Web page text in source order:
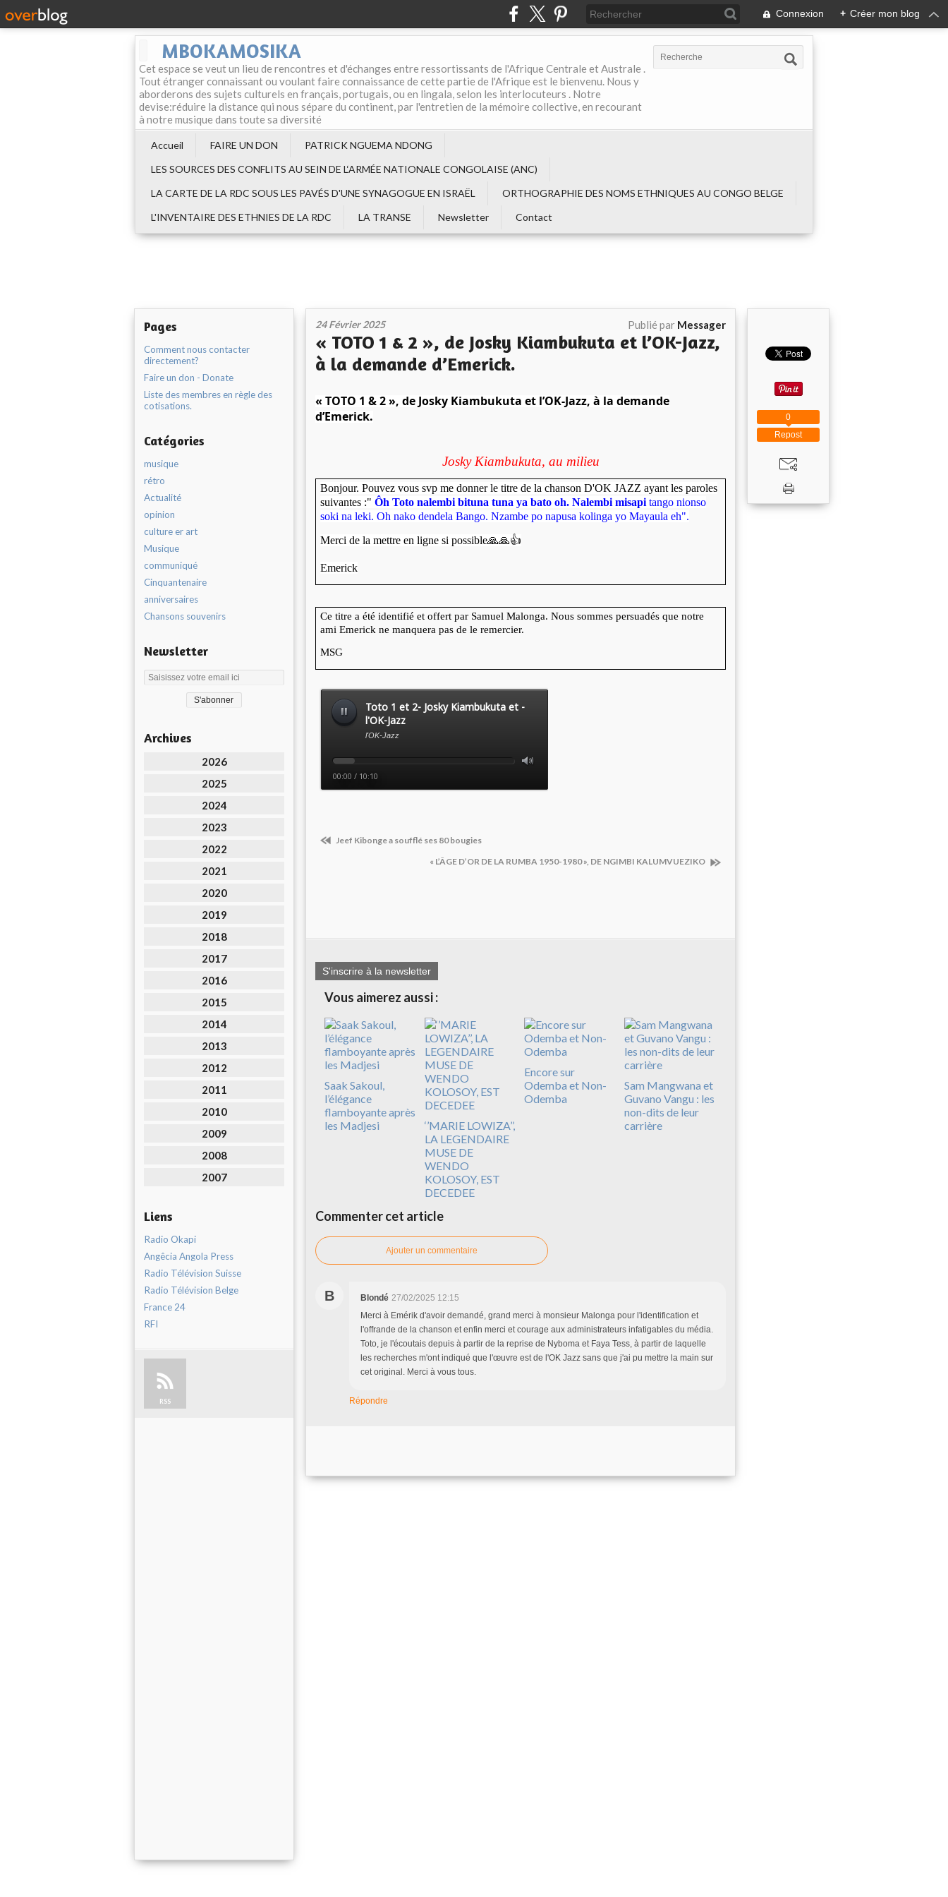
Connexion + Créer mon blog
MBOKAMOSIKA
Cet espace se veut un lieu de rencontres et d'échanges entre ressortissants de l'Afrique Centrale et Australe .
Tout étranger connaissant ou voulant faire connaissance de cette partie de l'Afrique est le bienvenu. Nous y
aborderons des sujets culturels en français, portugais, ou en lingala, selon les interlocuteurs . Notre
devise:réduire la distance qui nous sépare du continent, par l'entretien de la mémoire collective, en recourant
à notre musique dans toute sa diversité
Accueil FAIRE UN DON
PATRICK NGUEMA NDONG
LES SOURCES DES CONFLITS AU SEIN DE L‘ARMÉE NATIONALE CONGOLAISE (ANC)
LA CARTE DE LA RDC SOUS LES PAVÉS D'UNE SYNAGOGUE EN ISRAËL
ORTHOGRAPHIE DES NOMS ETHNIQUES AU CONGO BELGE
L'INVENTAIRE DES ETHNIES DE LA RDC
LA TRANSE Newsletter Contact
Pages
Comment nous contacter
directement?
Faire un don - Donate
Liste des membres en règle des
cotisations.
Catégories
musique
rétro
Actualité
opinion
culture er art
Musique
communiqué
Cinquantenaire
anniversaires
Chansons souvenirs
Newsletter
Archives
2026
2025
2024
2023
2022
2021
2020
2019
2018
2017
2016
2015
2014
2013
2012
2011
2010
2009
2008
2007
Liens
Radio Okapi
Angêcia Angola Press
Radio Télévision Suisse
Radio Télévision Belge
France 24
RFI
RSS
24 Février 2025 Publié par Messager
« TOTO 1 & 2 », de Josky Kiambukuta et l’OK-Jazz,
à la demande d’Emerick.
« TOTO 1 & 2 », de Josky Kiambukuta et l’OK-Jazz, à la demande
d’Emerick.
Josky Kiambukuta, au milieu
Bonjour. Pouvez vous svp me donner le titre de la chanson D'OK JAZZ ayant les paroles
suivantes :" Ôh Toto nalembi bituna tuna ya bato oh. Nalembi misapi tango nionso
soki na leki. Oh nako dendela Bango. Nzambe po napusa kolinga yo Mayaula eh".
Merci de la mettre en ligne si possible🙏🙏👍
Emerick
Ce titre a été identifié et offert par Samuel Malonga. Nous sommes persuadés que notre
ami Emerick ne manquera pas de le remercier.
MSG
Jeef Kibonge a soufflé ses 80 bougies
« L’ÂGE D’OR DE LA RUMBA 1950-1980 », DE NGIMBI KALUMVUEZIKO
S'inscrire à la newsletter
Vous aimerez aussi :
Saak Sakoul,
l’élégance
flamboyante après
les Madjesi
‘’MARIE LOWIZA’’,
LA LEGENDAIRE
MUSE DE
WENDO
KOLOSOY, EST
DECEDEE
Encore sur
Odemba et Non-
Odemba
Sam Mangwana et
Guvano Vangu : les
non-dits de leur
carrière
Commenter cet article
Ajouter un commentaire
B Blondé 27/02/2025 12:15
Merci à Emérik d'avoir demandé, grand merci à monsieur Malonga pour l'identification et
l'offrande de la chanson et enfin merci et courage aux administrateurs infatigables du média.
Toto, je l'écoutais depuis à partir de la reprise de Nyboma et Faya Tess, à partir de laquelle
les recherches m'ont indiqué que l'œuvre est de l'OK Jazz sans que j'ai pu mettre la main sur
cet original. Merci à vous tous.
Répondre
Repost
0